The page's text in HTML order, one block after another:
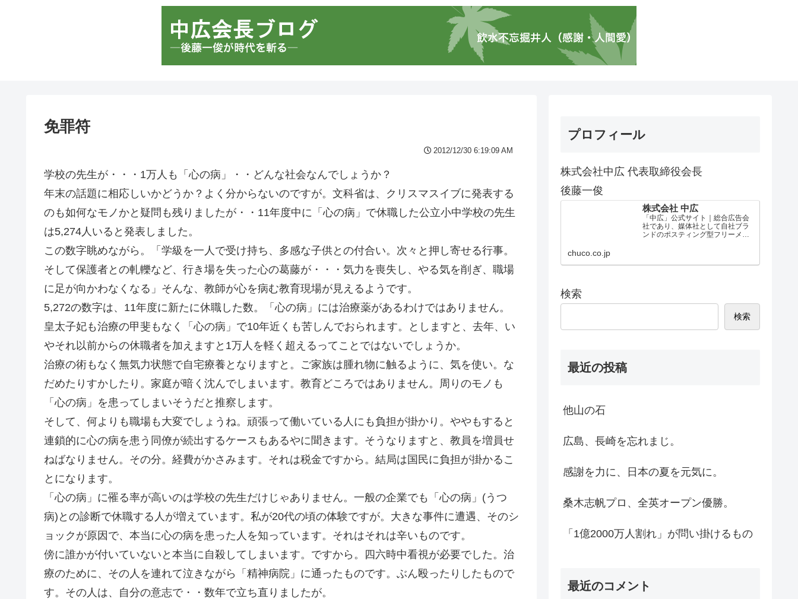
免罪符
2012/12/30 6:19:09 AM
学校の先生が・・・1万人も「心の病」・・どんな社会なんでしょうか？
年末の話題に相応しいかどうか？よく分からないのですが。文科省は、クリスマスイブに発表する
のも如何なモノかと疑問も残りましたが・・11年度中に「心の病」で休職した公立小中学校の先生
は5,274人いると発表しました。
この数字眺めながら。「学級を一人で受け持ち、多感な子供との付合い。次々と押し寄せる行事。
そして保護者との軋轢など、行き場を失った心の葛藤が・・・気力を喪失し、やる気を削ぎ、職場
に足が向かわなくなる」そんな、教師が心を病む教育現場が見えるようです。
5,272の数字は、11年度に新たに休職した数。「心の病」には治療薬があるわけではありません。
皇太子妃も治療の甲斐もなく「心の病」で10年近くも苦しんでおられます。としますと、去年、い
やそれ以前からの休職者を加えますと1万人を軽く超えるってことではないでしょうか。
治療の術もなく無気力状態で自宅療養となりますと。ご家族は腫れ物に触るように、気を使い。な
だめたりすかしたり。家庭が暗く沈んでしまいます。教育どころではありません。周りのモノも
「心の病」を患ってしまいそうだと推察します。
そして、何よりも職場も大変でしょうね。頑張って働いている人にも負担が掛かり。ややもすると
連鎖的に心の病を患う同僚が続出するケースもあるやに聞きます。そうなりますと、教員を増員せ
ねばなりません。その分。経費がかさみます。それは税金ですから。結局は国民に負担が掛かるこ
とになります。
「心の病」に罹る率が高いのは学校の先生だけじゃありません。一般の企業でも「心の病」(うつ
病)との診断で休職する人が増えています。私が20代の頃の体験ですが。大きな事件に遭遇、そのシ
ョックが原因で、本当に心の病を患った人を知っています。それはそれは辛いものです。
傍に誰かが付いていないと本当に自殺してしまいます。ですから。四六時中看視が必要でした。治
療のために、その人を連れて泣きながら「精神病院」に通ったものです。ぶん殴ったりしたもので
す。その人は、自分の意志で・・数年で立ち直りましたが。
プロフィール
株式会社中広 代表取締役会長
後藤一俊
株式会社 中広
「中広」公式サイト｜総合広告会
社であり、媒体社として自社ブラ
ンドのポスティング型フリーメデ
chuco.co.jp
検索
検索
最近の投稿
他山の石
広島、長崎を忘れまじ。
感謝を力に、日本の夏を元気に。
桑木志帆プロ、全英オープン優勝。
「1億2000万人割れ」が問い掛けるもの
最近のコメント